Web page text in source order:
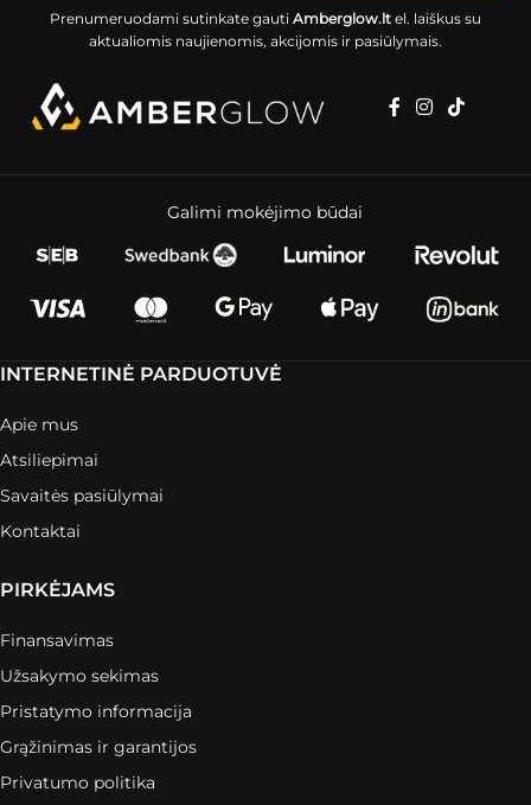
Prenumeruodami sutinkate gauti Amberglow.ltel. laiškus su
aktualiomis naujienomis, akcijomis ir pasiūlymais.
Galimi mokėjimo būdai
INTERNETINĖ PARDUOTUVĖ
Apie mus
Atsiliepimai
Savaitės pasiūlymai
Kontaktai
PIRKĖJAMS
Finansavimas
Užsakymo sekimas
Pristatymo informacija
Grąžinimas ir garantijos
Privatumo politika